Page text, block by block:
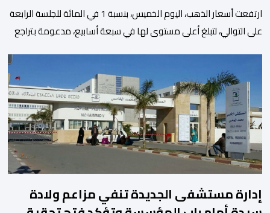
ارتفعت أسعار الذهب، اليوم الخميس، بنسبة 1 في المائة للجلسة الرابعة
على التوالي، لتبلغ أعلى مستوى لها في سبعة أسابيع، مدعومة بتراجع
مسجلا أعلى مستوى له منذ 18 يونيو الماضي، فيما ارتفعت العقود
الأمريكية الآجلة […]
إدارة مستشفى الجديدة تنفي مزاعم ولادة